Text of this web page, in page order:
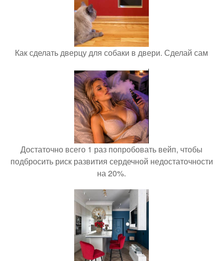
Как сделать дверцу для собаки в двери. Сделай сам
Достаточно всего 1 раз попробовать вейп, чтобы
подбросить риск развития сердечной недостаточности
на 20%.